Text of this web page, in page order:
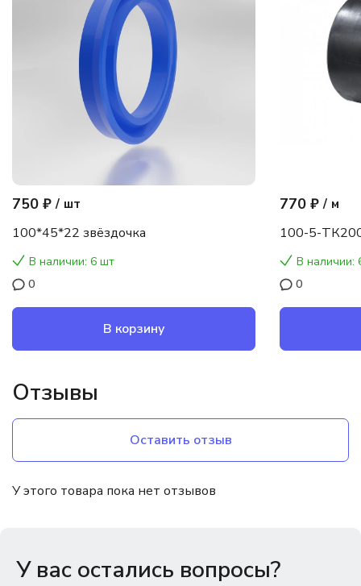
750 ₽ / шт
100*45*22 звёздочка
В наличии: 6 шт
0
В корзину
770 ₽ / м
100-5-
В наличии:
0
Отзывы
Оставить отзыв
У этого товара пока нет отзывов
У вас остались вопросы?